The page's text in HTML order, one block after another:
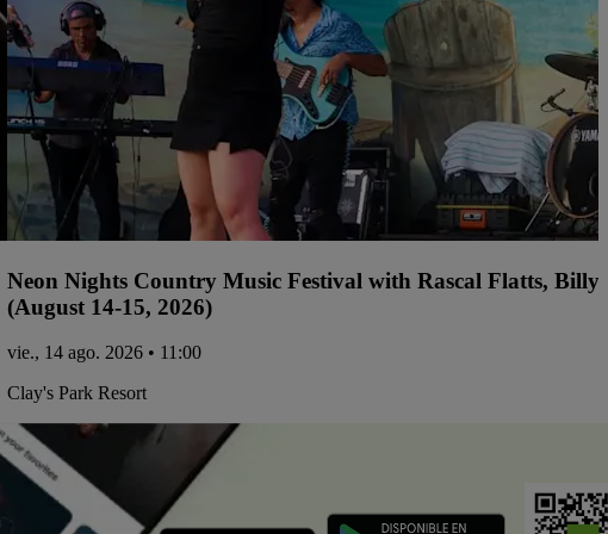
Neon Nights Country Music Festival with Rascal Flatts,
(August 14-15, 2026)
vie., 14 ago. 2026 • 11:00
Clay's Park Resort